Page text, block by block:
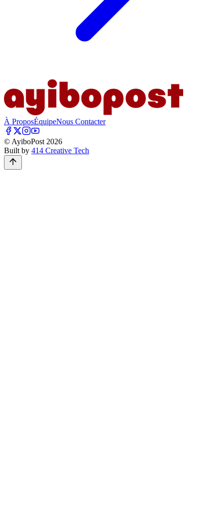
À ProposÉquipeNous Contacter
© AyiboPost 2026
Built by 414 Creative Tech